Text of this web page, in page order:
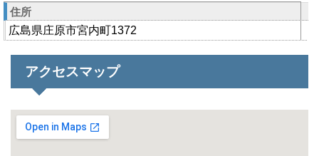
住所
広島県庄原市宮内町1372
アクセスマップ